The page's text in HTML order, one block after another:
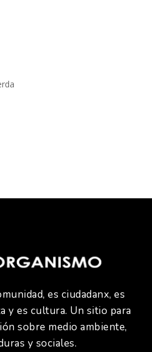
es ciudadanx, es
y es cultura. Un sitio para
sobre medio ambiente,
y sociales.